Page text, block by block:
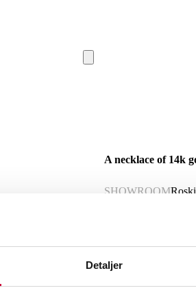
Detaljer
A necklace of 14k
SHOWROOM
A necklace of 14k